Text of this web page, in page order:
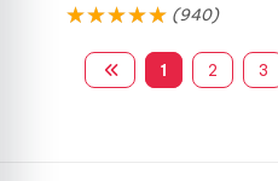
(940)
1 2 3